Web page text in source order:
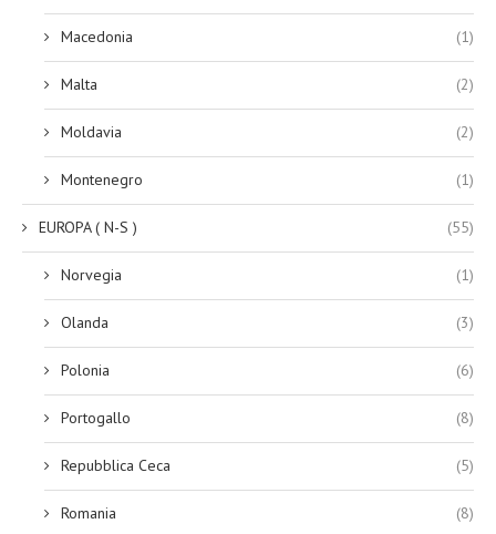
Macedonia (1)
Malta (2)
Moldavia (2)
Montenegro (1)
EUROPA ( N-S ) (55)
Norvegia (1)
Olanda (3)
Polonia (6)
Portogallo (8)
Repubblica Ceca (5)
Romania (8)